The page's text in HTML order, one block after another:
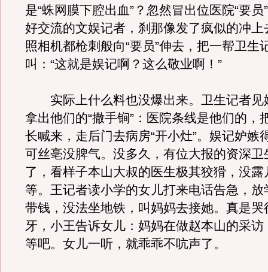
是“蛛网膜下腔出血”？忽然冒出位医院“要员
好交流的文娱记者，刹那像发了疯似的冲上
照相机都枪刺般向“要员”伸去，把一帮卫生
叫：“这就是娱记啊？这么敬业啊！”
实际上什么料也没爆出来。卫生记者见
拿出他们的“撒手锏”：医院条线是他们的，
长喊来，走后门去病房“开小灶”。娱记妒嫉
可丝亳没脾气。没多久，有位大报的资深卫
了，看样子本山大叔的医生极其狡猾，没露
等。王记者读小学的女儿打来电话告急，放
带钱，没法坐地铁，叫妈妈去接她。真是哭
牙，小王告诉女儿：妈妈在做赵本山的采访
等吧。女儿一听，就乖乖不吭声了。